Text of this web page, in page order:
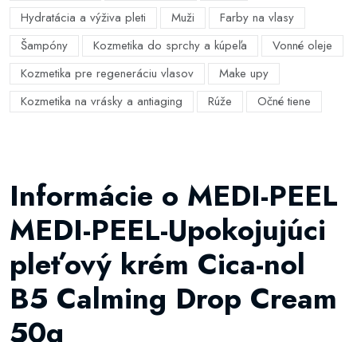
Hydratácia a výživa pleti
Muži
Farby na vlasy
Šampóny
Kozmetika do sprchy a kúpeľa
Vonné oleje
Kozmetika pre regeneráciu vlasov
Make upy
Kozmetika na vrásky a antiaging
Rúže Očné tiene
Informácie o MEDI-PEEL
MEDI-PEEL-Upokojujúci
pleťový krém Cica-nol
B5 Calming Drop Cream
50g